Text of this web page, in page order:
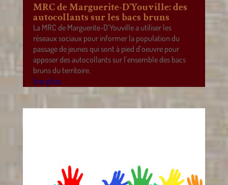
MRC de Marguerite-D’Youville: des
autocollants sur les bacs bruns
La MRC de Marguerite-D’Youville a utiliser les
réseaux sociaux pour informer la population du
passage de jeunes qui sont à pied d’oeuvre pour
apposer des autocollants sur l’ensemble des bacs
bruns du territoire.
lire plus